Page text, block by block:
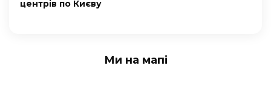
центрів по Києву
Ми на мапі